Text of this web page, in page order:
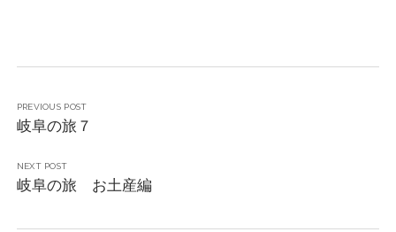
PREVIOUS POST
岐阜の旅７
NEXT POST
岐阜の旅 お土産編